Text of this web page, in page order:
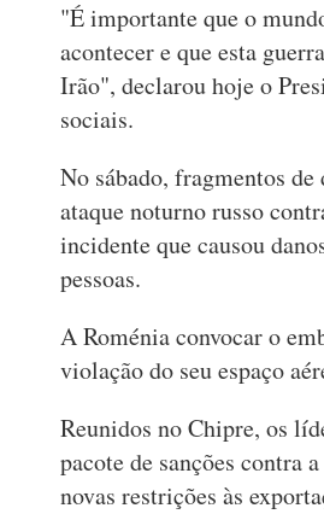
"É importante que o
acontecer e que esta
Irão", declarou hoje o
sociais.
No sábado, fragmentos
ataque noturno russo
incidente que causou
pessoas.
A Roménia convocar o
violação do seu espaço
Reunidos no Chipre, os
pacote de sanções contra
novas restrições às